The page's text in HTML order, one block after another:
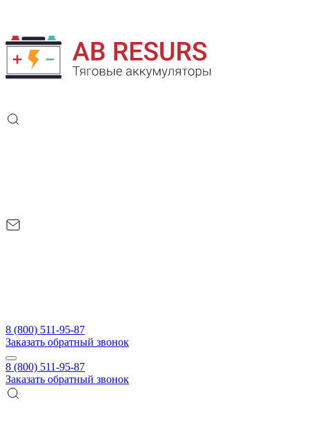
8 (800) 511-95-87
Заказать обратный звонок
8 (800) 511-95-87
Заказать обратный звонок